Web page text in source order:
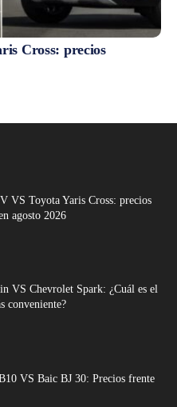
Cross: precios
VS Toyota Yaris Cross: precios
agosto 2026
VS Chevrolet Spark: ¿Cuál es el
conveniente?
VS Baic BJ 30: Precios frente